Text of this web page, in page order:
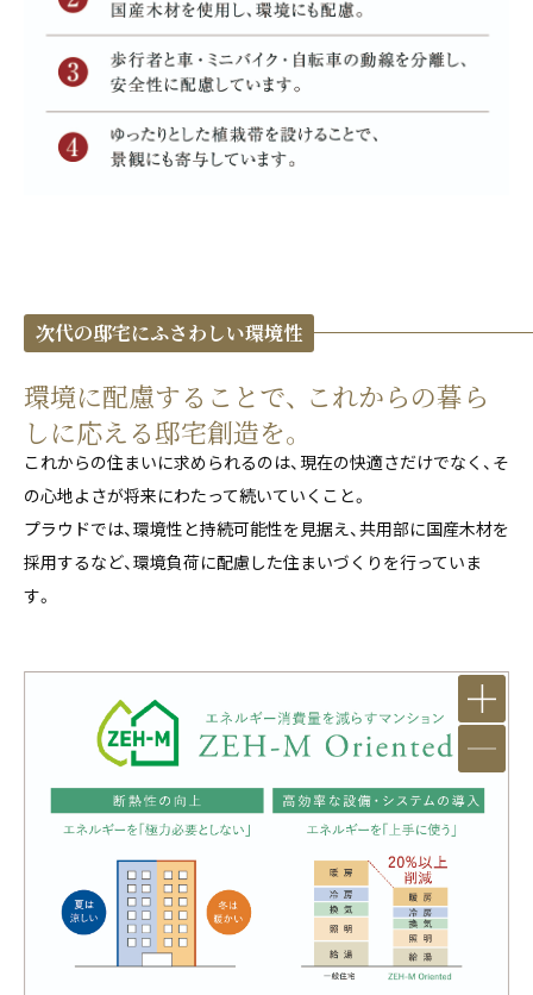
次代の邸宅にふさわしい環境性
環境に配慮することで、 これからの暮ら
しに応える邸宅創造を。
これからの住まいに求められるのは、現在の快適さだけでなく、そ
の心地よさが将来にわたって続いていくこと。
プラウドでは、環境性と持続可能性を見据え、共用部に国産木材を
採用するなど、環境負荷に配慮した住まいづくりを行っていま
す。